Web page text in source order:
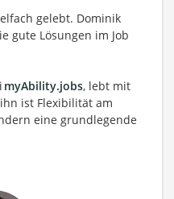
gelebt. Dominik
gute Lösungen im Job
myAbility.jobs, lebt mit
ist Flexibilität am
eine grundlegende